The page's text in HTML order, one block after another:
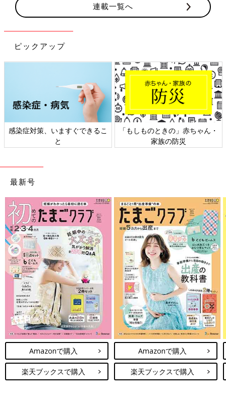
連載一覧へ
ピックアップ
ますぐできるこ
「もしものときの」赤ちゃん・
日本外来小
最新号
Amazonで購入
楽天ブックスで購入
Amazonで購入
楽天ブックスで購入